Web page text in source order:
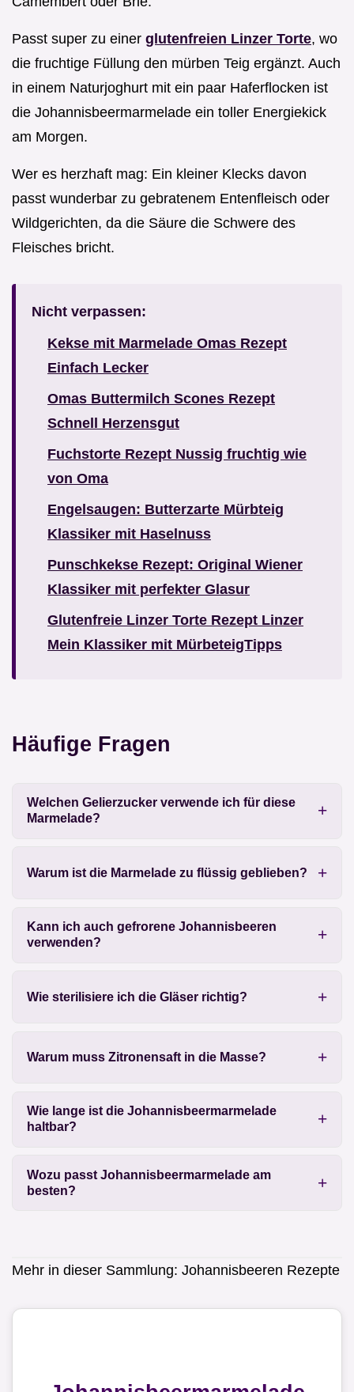
Passt super zu einer glutenfreien Linzer Torte, wo
die fruchtige Füllung den mürben Teig ergänzt. Auch
in einem Naturjoghurt mit ein paar Haferflocken ist
die Johannisbeermarmelade ein toller Energiekick
am Morgen.
Wer es herzhaft mag: Ein kleiner Klecks davon
passt wunderbar zu gebratenem Entenfleisch oder
Wildgerichten, da die Säure die Schwere des
Fleisches bricht.
Nicht verpassen:
Kekse mit Marmelade Omas Rezept
Einfach Lecker
Omas Buttermilch Scones Rezept
Schnell Herzensgut
Fuchstorte Rezept Nussig fruchtig wie
von Oma
Engelsaugen: Butterzarte Mürbteig
Klassiker mit Haselnuss
Punschkekse Rezept: Original Wiener
Klassiker mit perfekter Glasur
Glutenfreie Linzer Torte Rezept Linzer
Mein Klassiker mit MürbeteigTipps
Häufige Fragen
Welchen Gelierzucker verwende ich für diese
Marmelade?
Warum ist die Marmelade zu flüssig geblieben?
Kann ich auch gefrorene Johannisbeeren
verwenden?
Wie sterilisiere ich die Gläser richtig?
Warum muss Zitronensaft in die Masse?
Wie lange ist die Johannisbeermarmelade
haltbar?
Wozu passt Johannisbeermarmelade am
besten?
Mehr in dieser Sammlung: Johannisbeeren Rezepte